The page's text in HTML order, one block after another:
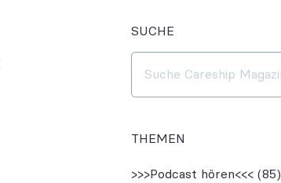
SUCHE
THEMEN
>>>Podcast hören<<< (85)